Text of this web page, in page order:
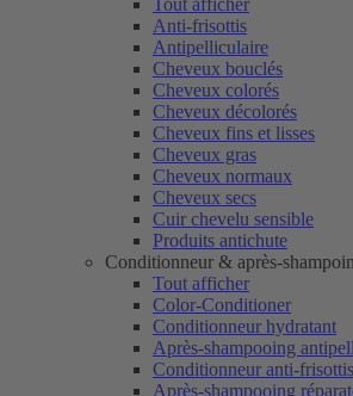
Tout afficher
Anti-frisottis
Antipelliculaire
Cheveux bouclés
Cheveux colorés
Cheveux décolorés
Cheveux fins et lisses
Cheveux gras
Cheveux normaux
Cheveux secs
Cuir chevelu sensible
Produits antichute
Conditionneur & après-
Tout afficher
Color-Conditioner
Conditionneur hydratant
Après-shampooing
Conditionneur anti-frisottis
Après-shampooing